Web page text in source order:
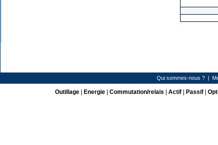
Qui sommes-nous ? |
Outillage| Energie| Commutation/relais Actif| Passif|